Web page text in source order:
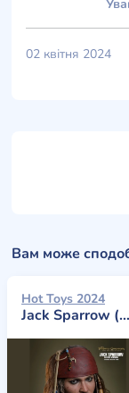
02 квітня 2024
Вам може
Hot Toys 2024
Jack Sparrow (Deluxe Version)